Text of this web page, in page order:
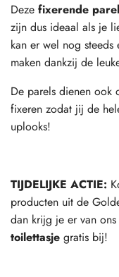
Deze fixerende
zijn dus ideaal als je
kan er wel nog
maken dankzij de
De parels dienen ook
fixeren zodat jij de
uplooks!
TIJDELIJKE ACTIE:
producten uit de
dan krijg je er van ons
toilettasje gratis bij!